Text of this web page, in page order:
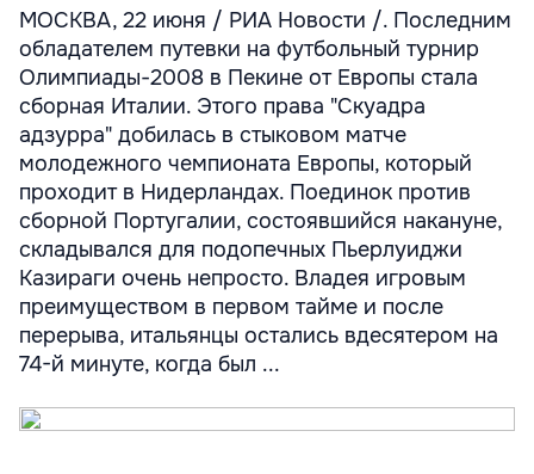
МОСКВА, 22 июня / РИА Новости /. Последним
обладателем путевки на футбольный турнир
Олимпиады-2008 в Пекине от Европы стала
сборная Италии. Этого права "Скуадра
адзурра" добилась в стыковом матче
молодежного чемпионата Европы, который
проходит в Нидерландах. Поединок против
сборной Португалии, состоявшийся накануне,
складывался для подопечных Пьерлуиджи
Казираги очень непросто. Владея игровым
преимуществом в первом тайме и после
перерыва, итальянцы остались вдесятером на
74-й минуте, когда был ...